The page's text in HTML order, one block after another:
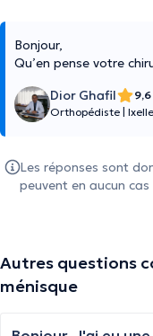
Bonjour,
Qu’en pense votre
Dior Ghafil
9,6
Orthopédiste
Les réponses sont
peuvent en aucun
Autres questions
ménisque